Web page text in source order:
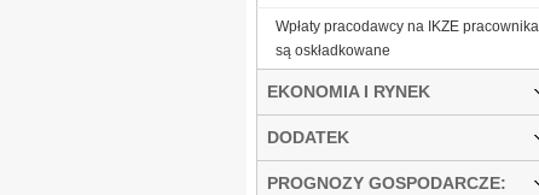
Wpłaty pracodawcy na IKZE pracownika
są oskładkowane
EKONOMIA I RYNEK
DODATEK
PROGNOZY GOSPODARCZE: